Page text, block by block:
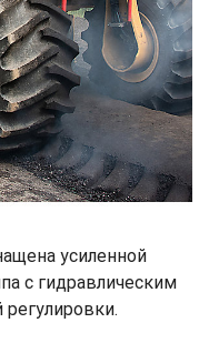
усиленной
с гидравлическим